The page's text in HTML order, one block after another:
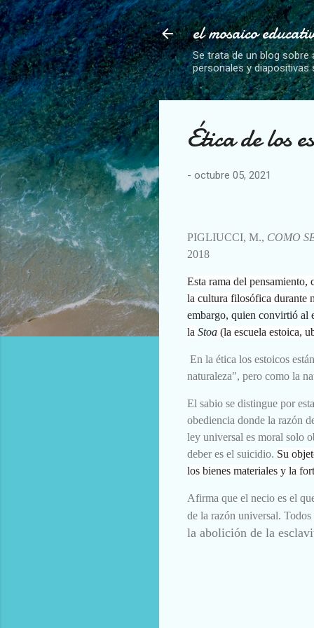
el mosaico
Se trata de un blog
personales y
Ética de los
- octubre 05, 2021
PIGLIUCCI, M., COMO
2018
Esta rama del
la cultura filosófica durante
embargo, quien convirtió al
la Stoa (la escuela estoica,
En la ética los estoicos
naturaleza", pero como la
El sabio se distingue por
obediencia donde la razón
ley universal es moral solo
deber es el suicidio. Su
los bienes materiales y la
Afirma que el necio es el
de la razón universal.
la abolición de la